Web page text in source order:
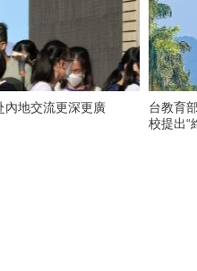
內地交流更深更廣
台教育
校提出“